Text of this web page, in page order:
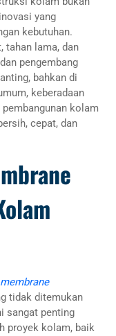
yang
kebutuhan.
tahan lama, dan
pengembang
bahkan di
keberadaan
kolam
cepat, dan
tidak ditemukan
sangat penting
proyek kolam, baik